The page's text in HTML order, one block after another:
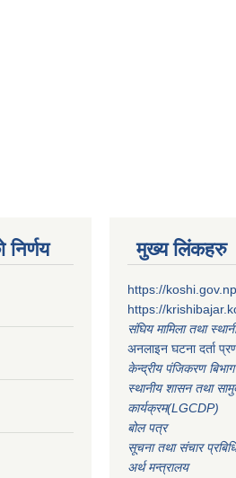
निर्णय मुख्य लिंकहरु
https://
https://
संघिय मामिला तथा
अनलाइन घटना दर्ता
केन्द्रीय पंजिकरण बिभाग
स्थानीय शासन तथा
कार्यक्रम(LGCDP)
बोल पत्र
सूचना तथा संचार
अर्थ मन्त्रालय